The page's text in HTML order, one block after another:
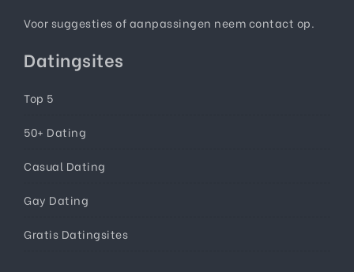
Voor suggesties of aanpassingen neemcontact op.
Datingsites
Top 5
50+ Dating
Casual Dating
Gay Dating
Gratis Datingsites